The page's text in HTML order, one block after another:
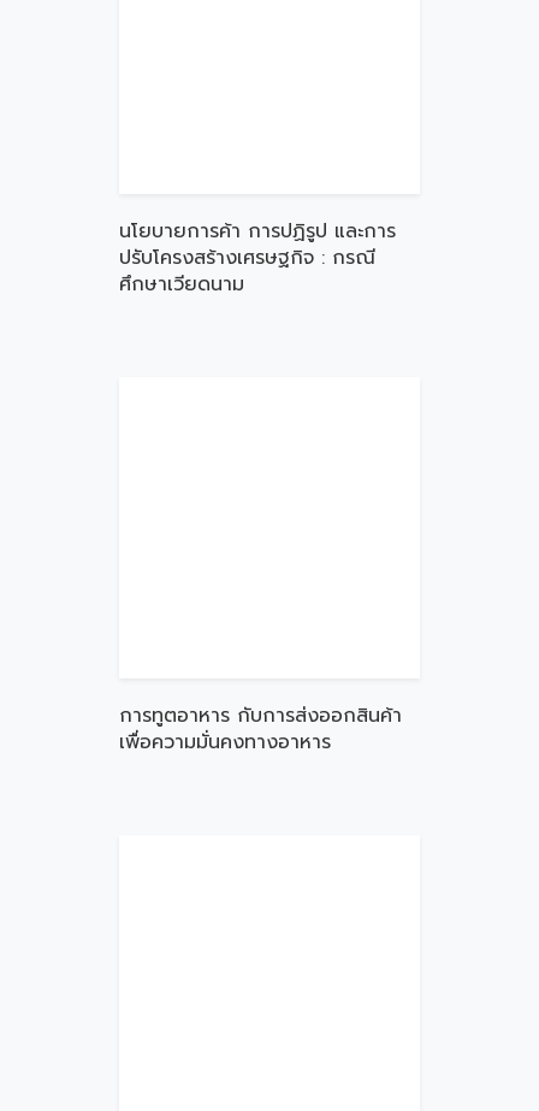
นโยบายการค้า การปฏิรูป และการ
ปรับโครงสร้างเศรษฐกิจ : กรณี
ศึกษาเวียดนาม
การทูตอาหาร กับการส่งออกสินค้า
เพื่อความมั่นคงทางอาหาร